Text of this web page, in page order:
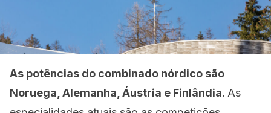
As potências do combinado nórdico são
Noruega, Alemanha, Áustria e Finlândia. As